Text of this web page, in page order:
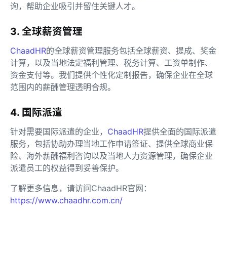
询，帮助企业吸引并留住关键人才。
3. 全球薪资管理
ChaadHR的全球薪资管理服务包括全球薪资、提成、奖金
计算，以及当地法定福利管理、税务计算、工资单制作、
资金支付等。我们提供个性化定制报告，确保企业在全球
范围内的薪酬管理透明合规。
4. 国际派遣
针对需要国际派遣的企业， ChaadHR提供全面的国际派遣
服务，包括协助办理当地工作申请签证、提供全球商业保
险、海外薪酬福利咨询以及当地人力资源管理，确保企业
派遣员工的权益得到妥善保护。
了解更多信息，请访问ChaadHR官网：
https://www.chaadhr.com.cn/